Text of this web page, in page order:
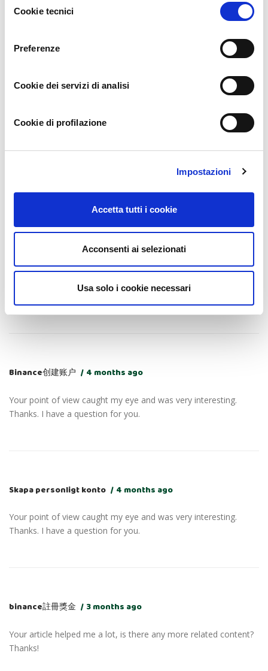
delCookie tecnici
Preferenze
Cookie dei servizi di analisi
Cookie di profilazione
Impostazioni
Accetta tutti i cookie
Acconsenti ai selezionati
Usa solo i cookie necessari
Reading your article has greatly helped me, and I agree with you.
But I still have some questions. Can you help me? I will pay
But I still have some questions. Can you help me? I will pay
I don’t think the title of your article matches the content lol. Just
kidding, mainly because I had some doubts after reading the
Binance创建账户 4 months ago
Your point of view caught my eye and was very interesting.
Thanks. I have a question for you.
Skapa personligt konto 4 months ago
Your point of view caught my eye and was very interesting.
Thanks. I have a question for you.
binance註冊獎金 3 months ago
Your article helped me a lot, is there any more related content?
Thanks!